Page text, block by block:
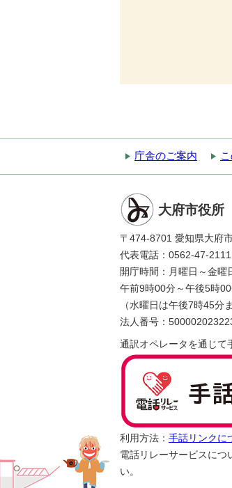
庁舎のご案内
大府市役所
〒474-8701 愛知県大府
代表電話：0562-47-
開庁時間：月曜日～金曜
午前9時00分～午後5時
（水曜日は午後7時45分
法人番号：
通訳オペレータを通じて
利用方法： 手話リンクに
電話リレーサービスにつ
い。